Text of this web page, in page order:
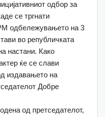
одбор за
се тргнати
одбележувањето на 3
во републичката
настани. Како
ќе се слави
издавањето на
Добре
од претседателот,